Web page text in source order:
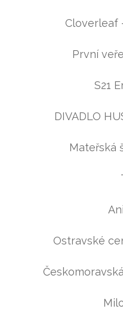
Cloverleaf
První
S21
DIVADLO
Mateřská
Ostravské